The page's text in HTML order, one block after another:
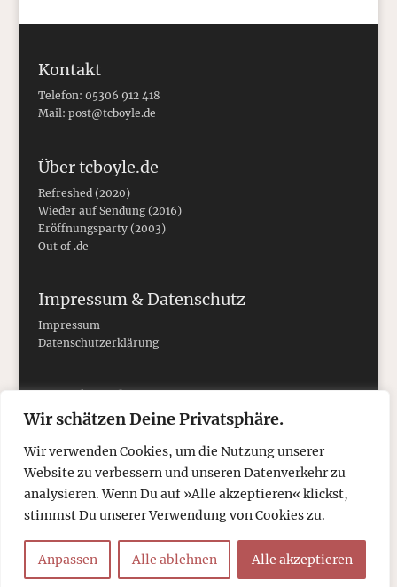
Wir schätzen Deine Privatsphäre.
Wir verwenden Cookies, um die Nutzung unserer
Website zu verbessern und unseren Datenverkehr zu
analysieren. Wenn Du auf »Alle akzeptieren« klickst,
stimmst Du unserer Verwendung von Cookies zu.
Anpassen Alle ablehnen Alle akzeptieren
Kontakt
Telefon: 05306 912 418
Mail: post@tcboyle.de
Über tcboyle.de
Refreshed (2020)
Wieder auf Sendung (2016)
Eröffnungsparty (2003)
Out of .de
Impressum & Datenschutz
Impressum
Datenschutzerklärung
Social Media